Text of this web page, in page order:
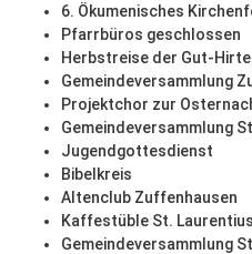
6. Ökumenisches
Pfarrbüros geschlossen
Herbstreise der Gut-
Gemeindeversammlung
Projektchor zur
Gemeindeversammlung
Jugendgottesdienst
Bibelkreis
Altenclub Zuffenhausen
Kaffestüble St. Laurentius
Gemeindeversammlung